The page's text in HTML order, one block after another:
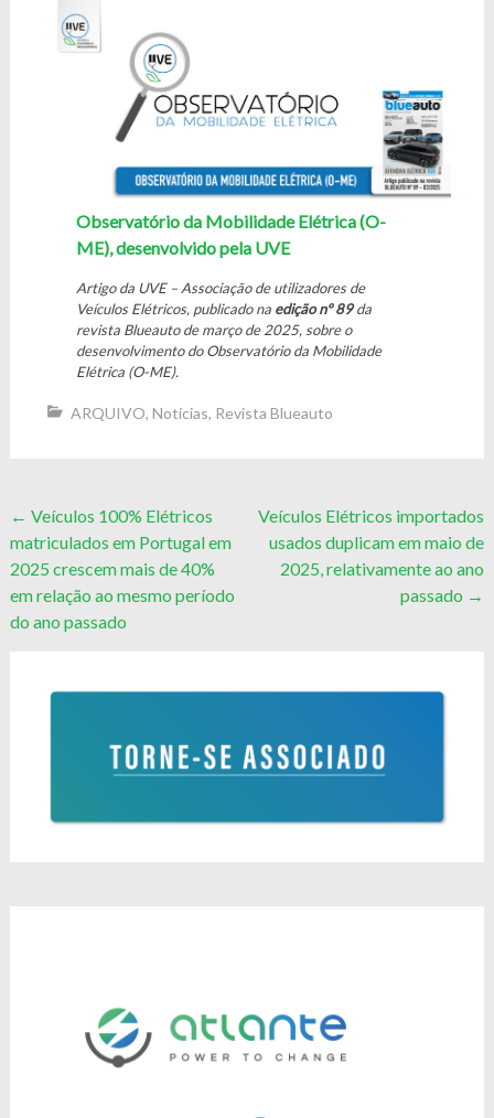
Observatório da Mobilidade Elétrica (O-
ME), desenvolvido pela UVE
Artigo da UVE – Associação de utilizadores de
Veículos Elétricos, publicado na edição nº 89da
revista Blueauto de março de 2025, sobre o
desenvolvimento do Observatório da Mobilidade
Elétrica (O-ME).
ARQUIVO, Notícias, Revista Blueauto
Post
navigation
← Veículos 100% Elétricos
matriculados em Portugal em
2025 crescem mais de 40%
em relação ao mesmo período
do ano passado
Veículos Elétricos importados
usados duplicam em maio de
2025, relativamente ao ano
passado →